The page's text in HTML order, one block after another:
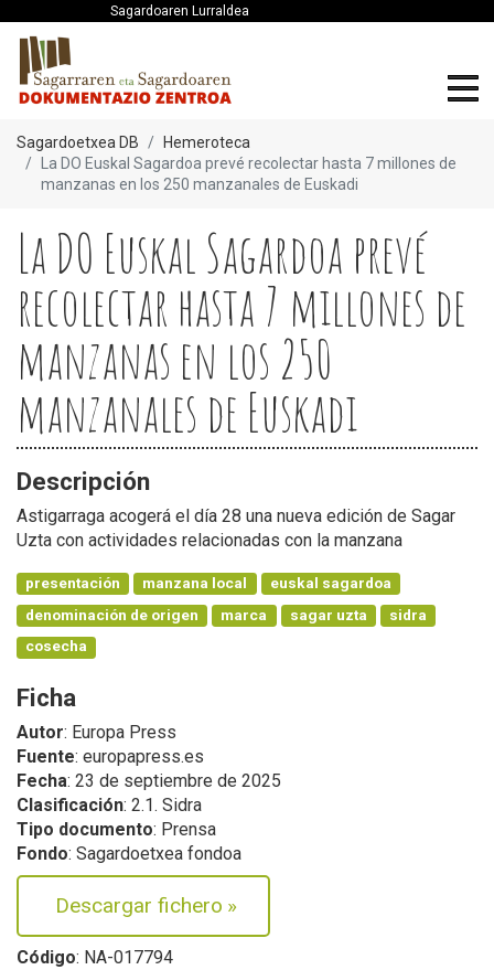
Sagardoaren Lurraldea
Sagardoetxea DB
Hemeroteca
La DO Euskal Sagardoa prevé recolectar hasta 7 millones de
manzanas en los 250 manzanales de Euskadi
La DO Euskal Sagardoa prevé
recolectar hasta 7 millones de
manzanas en los 250
manzanales de Euskadi
Descripción
Astigarraga acogerá el día 28 una nueva edición de Sagar
Uzta con actividades relacionadas con la manzana
presentación manzana local
euskal sagardoa
denominación de origen
marca sagar uzta
sidra
cosecha
Ficha
Autor: Europa Press
Fuente: europapress.es
Fecha: 23 de septiembre de 2025
Clasificación: 2.1. Sidra
Tipo documento: Prensa
Fondo: Sagardoetxea fondoa
Descargar fichero »
Código: NA-017794